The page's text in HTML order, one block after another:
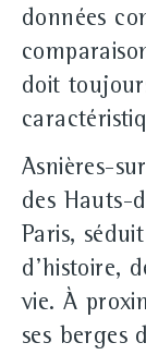
données
doit
Asnières-
des Hauts-
Paris,
d'histoire,
vie. À
ses berges